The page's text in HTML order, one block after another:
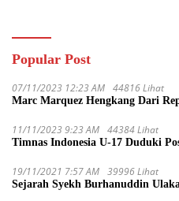
Popular Post
07/11/2023 12:23 AM 44816 Lihat
Marc Marquez Hengkang Dari
11/11/2023 9:23 AM 44384 Lihat
Timnas Indonesia U-17 Duduki
19/11/2021 7:57 AM 39996 Lihat
Sejarah Syekh Burhanuddin